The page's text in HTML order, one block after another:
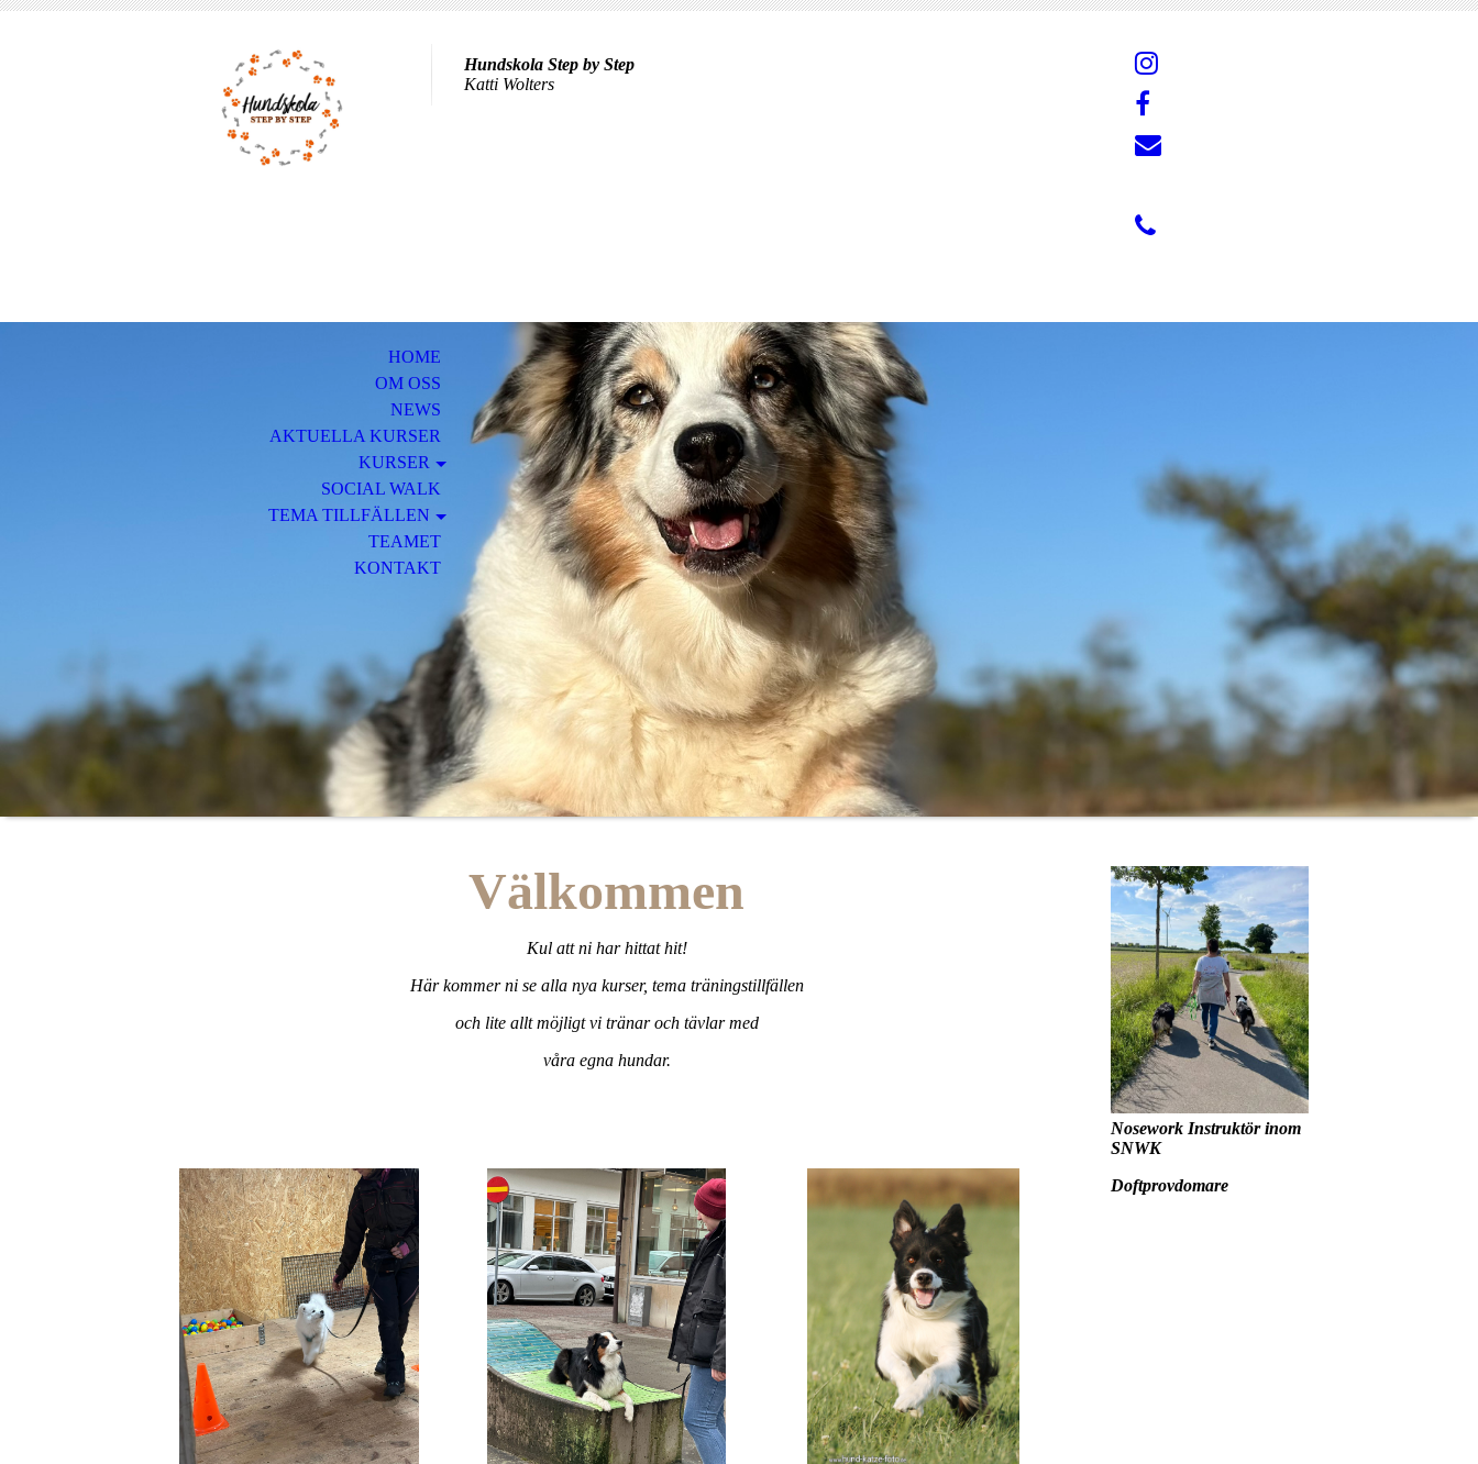
Hundskola Step by Step
Katti Wolters
HOME
OM OSS
NEWS
AKTUELLA KURSER
KURSER
SOCIAL WALK
TEMA TILLFÄLLEN
TEAMET
KONTAKT
Välkommen
Kul att ni har hittat hit!
Här kommer ni se alla nya kurser, tema träningstillfällen
och lite allt möjligt vi tränar och tävlar med
våra egna hundar.
Nosework Instruktör inom
SNWK
Doftprovdomare